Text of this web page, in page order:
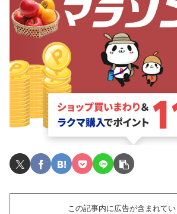
この記事内に広告が含まれてい